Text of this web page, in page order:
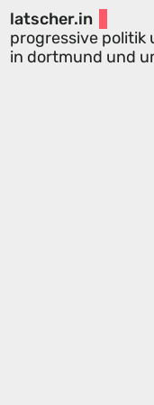
latscher.in
progressive
in dortmund und